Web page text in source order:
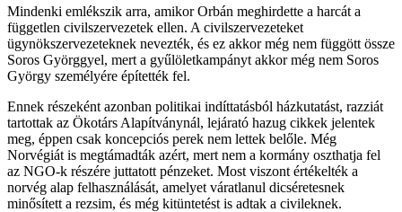
Mindenki emlékszik arra, amikor Orbán meghirdette a harcát a
független civilszervezetek ellen. A civilszervezeteket
ügynökszervezeteknek nevezték, és ez akkor még nem függött össze
Soros Györggyel, mert a gyűlöletkampányt akkor még nem Soros
György személyére építették fel.
Ennek részeként azonban politikai indíttatásból házkutatást, razziát
tartottak az Ökotárs Alapítványnál, lejárató hazug cikkek jelentek
meg, éppen csak koncepciós perek nem lettek belőle. Még
Norvégiát is megtámadták azért, mert nem a kormány oszthatja fel
az NGO-k részére juttatott pénzeket. Most viszont értékelték a
norvég alap felhasználását, amelyet váratlanul dicséretesnek
minősített a rezsim, és még kitüntetést is adtak a civileknek.